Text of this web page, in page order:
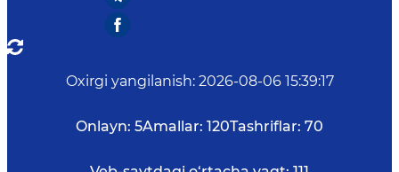
Oxirgi yangilanish: 2026-08-06 15:39:17
Onlayn: 5Amallar: 120Tashriflar: 70